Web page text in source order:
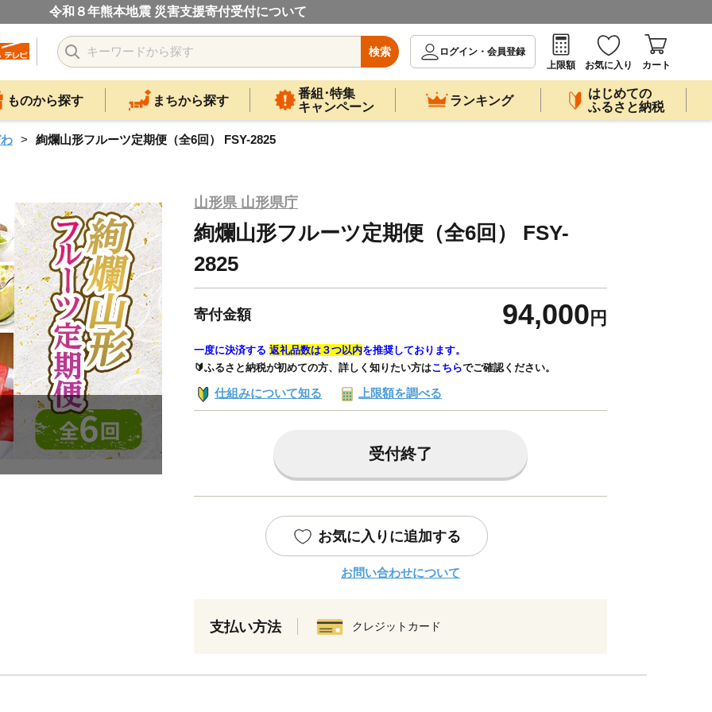
令和８年熊本地震 災害支援寄付受付について
検索
ログイン・会員登録
上限額
お気に入り カート
ものから探す まちから探す
番組･特集
キャンペーン
ランキング
はじめての
ふるさと納税
絢爛山形フルーツ定期便（全6回） FSY-2825
山形県 山形県庁
絢爛山形フルーツ定期便（全6回） FSY-
2825
寄付金額 94,000 円
一度に決済する 返礼品数は３つ以内を推奨しております。
🔰ふるさと納税が初めての方、詳しく知りたい方はこちらでご確認ください。
仕組みについて知る 上限額を調べる
受付終了
お気に入りに追加する
お問い合わせについて
支払い方法 クレジットカード